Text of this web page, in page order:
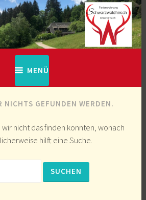
Schwarzwaldhirsch
MENÜ
NICHTS GEFUNDEN WERDEN.
wir nicht das finden konnten, wonach
hilft eine Suche.